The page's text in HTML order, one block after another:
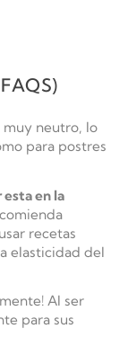
muy neutro, lo
para postres
en la
recetas
elasticidad del
Al ser
para sus